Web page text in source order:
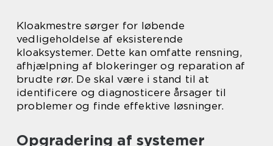
Kloakmestre sørger for løbende
vedligeholdelse af eksisterende
kloaksystemer. Dette kan omfatte rensning,
afhjælpning af blokeringer og reparation af
brudte rør. De skal være i stand til at
identificere og diagnosticere årsager til
problemer og finde effektive løsninger.
Opgradering af systemer